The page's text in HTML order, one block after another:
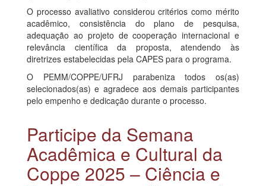
O processo avaliativo considerou critérios como mérito
acadêmico, consistência do plano de pesquisa,
adequação ao projeto de cooperação internacional e
relevância científica da proposta, atendendo às
diretrizes estabelecidas pela CAPES para o programa.
O PEMM/COPPE/UFRJ parabeniza todos os(as)
selecionados(as) e agradece aos demais participantes
pelo empenho e dedicação durante o processo.
Participe da Semana
Acadêmica e Cultural da
Coppe 2025 – Ciência e